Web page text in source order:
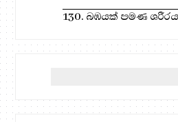
130. බඹයක් පමණ